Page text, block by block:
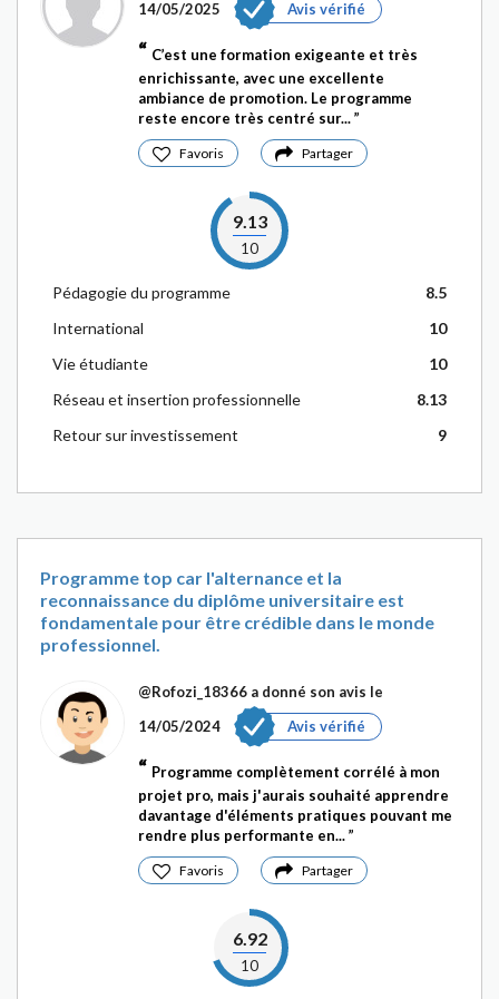
14/05/2025
Avis vérifié
C’est une formation exigeante et très
enrichissante, avec une excellente
ambiance de promotion. Le programme
reste encore très centré sur...
Favoris Partager
9.13
10
Pédagogie du programme
8.5
International
10
Vie étudiante
10
Réseau et insertion professionnelle
8.13
Retour sur investissement
9
Programme top car l'alternance et la
reconnaissance du diplôme universitaire est
fondamentale pour être crédible dans le monde
professionnel.
@Rofozi_18366 a donné son avis le
14/05/2024
Avis vérifié
Programme complètement corrélé à mon
projet pro, mais j'aurais souhaité apprendre
davantage d'éléments pratiques pouvant me
rendre plus performante en...
Favoris Partager
6.92
10